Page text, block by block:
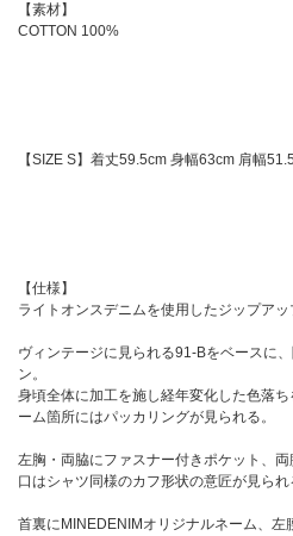
【素材】
COTTON 100%
【SIZE S】着丈59.5cm 身幅63cm 肩幅
【仕様】
ライトオンスデニムを使用したジップアッ
ヴィンテージに見られる91-Bをベースに
ン。
身頃全体に加工を施し経年変化した色落
ーム箇所にはパッカリングが見られる。
左胸・両脇にファスナー付きポケット、
口はシャツ同様のカフ形状の意匠が見られ
首裏にMINEDENIMオリジナルネーム、